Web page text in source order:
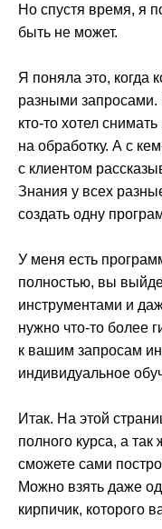
Но спустя время, я
быть не может.
Я поняла это, когда
разными запросами.
кто-то хотел
на обработку. А с
с клиентом
Знания у всех
создать одну
У меня есть
полностью, вы
инструментами и
нужно что-то более
к вашим запросам
индивидуальное
Итак. На этой
полного курса, а
сможете сами
Можно взять даже
кирпичик, которого